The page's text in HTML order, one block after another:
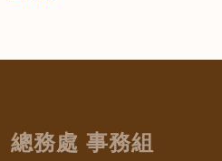
總務處 事務組